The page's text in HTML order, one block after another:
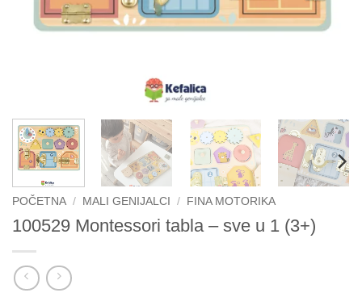
POČETNA / MALI GENIJALCI / FINA MOTORIKA
100529 Montessori tabla – sve u 1 (3+)